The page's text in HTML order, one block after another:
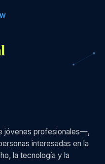
jóvenes profesionales—,
interesadas en la
la tecnología y la